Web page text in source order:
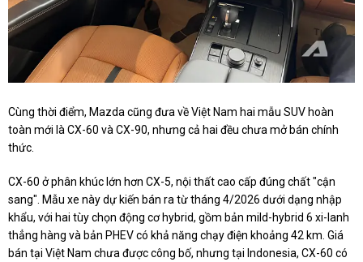
Cùng thời điểm, Mazda cũng đưa về Việt Nam hai mẫu SUV hoàn
toàn mới là CX-60 và CX-90, nhưng cả hai đều chưa mở bán chính
thức.
CX-60 ở phân khúc lớn hơn CX-5, nội thất cao cấp đúng chất "cận
sang". Mẫu xe này dự kiến bán ra từ tháng 4/2026 dưới dạng nhập
khẩu, với hai tùy chọn động cơ hybrid, gồm bản mild-hybrid 6 xi-lanh
thẳng hàng và bản PHEV có khả năng chạy điện khoảng 42 km. Giá
bán tại Việt Nam chưa được công bố, nhưng tại Indonesia, CX-60 có